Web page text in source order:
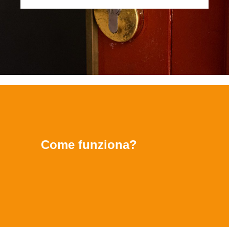
Come funziona?